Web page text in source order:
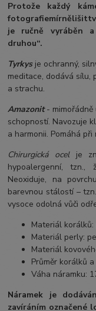
Protože každý
fotografiemírnělišit
je ručně vyráběn
druhou“.
Tyrkysje ochranný,
meditace, dodává sílu,
a strachu.
Amazonit- mimořádně
schopností. Navozuje
a harmonii. Pomáhá
Chirurgická ocelje
hypoalergenní, tzn.,
Neoxiduje, na
barevnou stálostí –
vysoce odolná vůči
Materiál
Materiál perly:
Materiál
Průměr korálků
Váha náramku:
Náramek je
zavíráním označené